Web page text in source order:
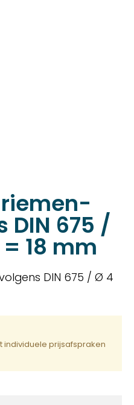
DIN 675 /
18 mm
DIN 675 / Ø 4
individuele prijsafspraken